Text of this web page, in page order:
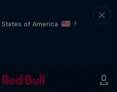
of America
?